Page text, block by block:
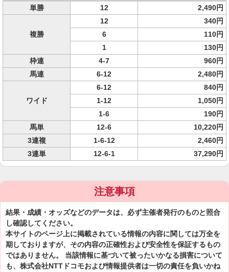
単勝 12 2,490円
複勝
12
340円
6
110円
1
130円
枠連
4-7
960円
馬連
6-12 2,480円
ワイド
6-12
840円
1-12
1,050円
1-6
190円
馬単
12-6
10,220円
3連複
1-6-12
2,460円
3連単
12-6-1 37,290円
注意事項
結果・成績・オッズなどのデータは、必ず主催者発行のものと照合
し確認してください。
本サイトのページ上に掲載されている情報の内容に関しては万全を
期しておりますが、その内容の正確性および安全性を保証するもの
ではありません。 当該情報に基づいて被ったいかなる損害について
も、株式会社NTTドコモおよび情報提供者は一切の責任を負いかね